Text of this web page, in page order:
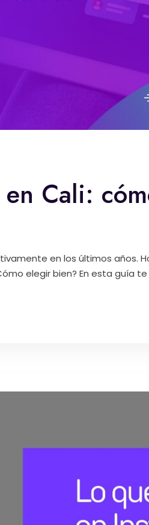
Cali:
en los últimos años.
elegir bien? En esta guía